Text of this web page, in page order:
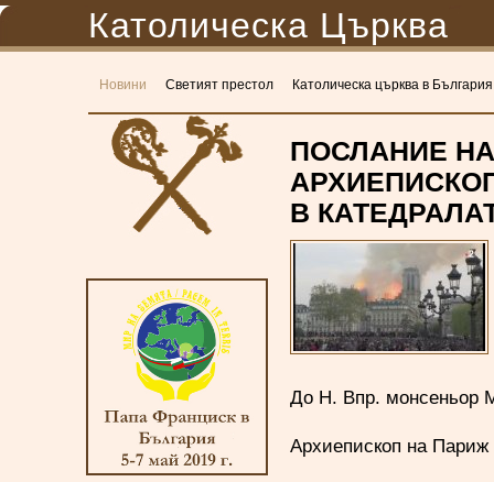
Католическа Църква
Новини Светият престол Католическа църква в България
ПОСЛАНИЕ
В
До Н. Впр. монсеньор
Архиепископ на Париж